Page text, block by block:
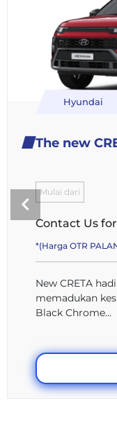
Hyundai
The new
Mulai dari
Contact Us
*(Harga OTR
New CRETA
memadukan
Black Chrome...